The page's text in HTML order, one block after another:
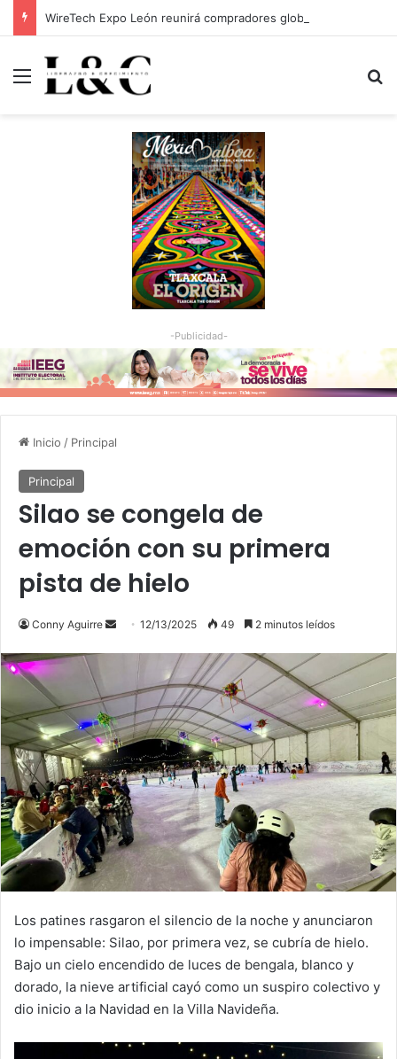
Menu
-Publicidad-
Inicio / Principal
Principal
Silao se congela de
emoción con su primera
pista de hielo
Conny Aguirre
Send12/13/2025 49 2 minutos leídos
Los patines rasgaron el silencio de la noche y anunciaron
lo impensable: Silao, por primera vez, se cubría de hielo.
Bajo un cielo encendido de luces de bengala, blanco y
dorado, la nieve artificial cayó como un suspiro colectivo y
dio inicio a la Navidad en la Villa Navideña.